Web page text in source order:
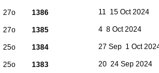
27ο 1386 11  15 Oct 2024
27ο 1385 4  8 Oct 2024
25ο 1384 27 Sep  1 Oct
25ο 1383 20  24 Sep 2024